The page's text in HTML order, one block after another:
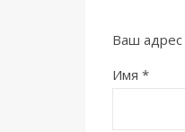
Ваш адрес
Имя *